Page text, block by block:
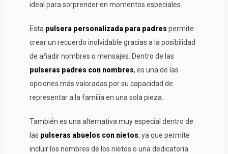
ideal para sorprender en momentos especiales.
Esta pulsera personalizada para padres permite
crear un recuerdo inolvidable gracias a la posibilidad
de añadir nombres o mensajes. Dentro de las
pulseras padres con nombres, es una de las
opciones más valoradas por su capacidad de
representar a la familia en una sola pieza.
También es una alternativa muy especial dentro de
las pulseras abuelos con nietos, ya que permite
incluir los nombres de los nietos o una dedicatoria